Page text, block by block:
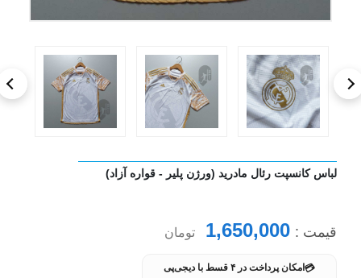
لباس کانسپت رئال مادرید (ورژن پلیر - قواره آزاد)
قیمت : 1,650,000 تومان
💳 امکان پرداخت در ۴ قسط با دیجی‌پی